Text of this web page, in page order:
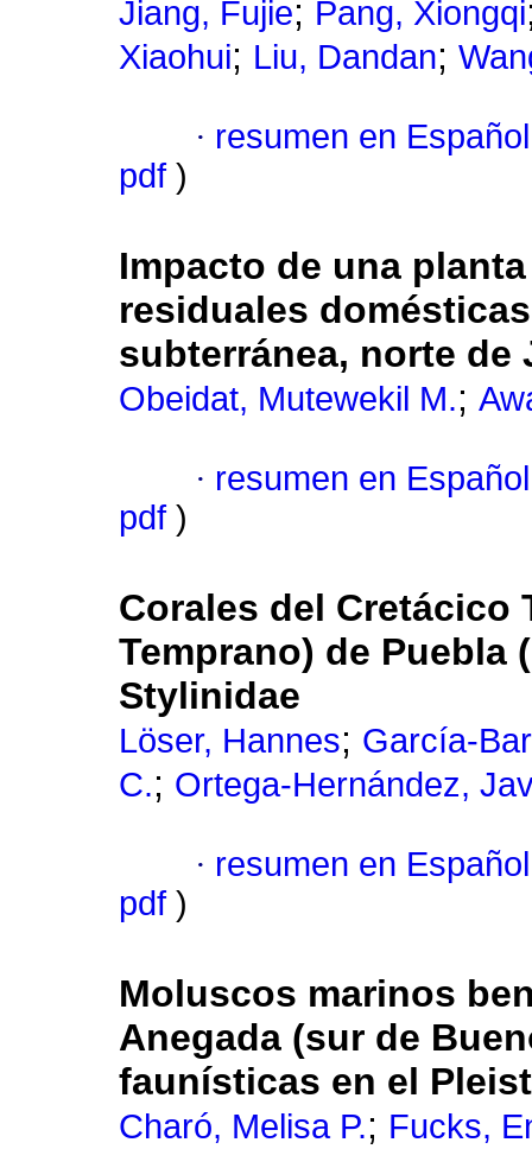
Jiang, Fujie; Pang, Xiongqi
Xiaohui; Liu, Dandan;
· resumen en Español
pdf )
Impacto de una
residuales
subterránea, norte de
Obeidat, Mutewekil M.;
· resumen en Español
pdf )
Corales del Cretácico
Temprano) de
Stylinidae
Löser, Hannes; García-
C.; Ortega-Hernández,
· resumen en Español
pdf )
Moluscos marinos
Anegada (sur de
faunísticas en el
Charó, Melisa P.; Fucks,